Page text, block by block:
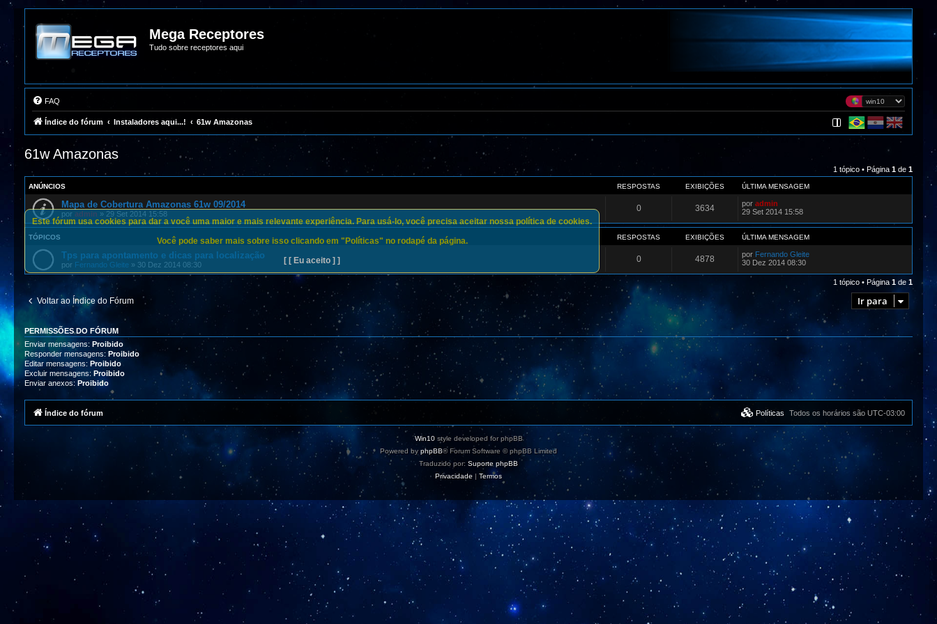
Mega Receptores
Tudo sobre receptores aqui
FAQ
Índice do fórum Instaladores aqui...! 61w Amazonas
61w Amazonas
1 tópico • Página 1 de 1
ANÚNCIOS RESPOSTAS EXIBIÇÕES ÚLTIMA MENSAGEM
Mapa de Cobertura Amazonas 61w 09/2014
por admin » 29 Set 2014 15:58
0 3634 por admin
29 Set 2014 15:58
TÓPICOS RESPOSTAS EXIBIÇÕES ÚLTIMA MENSAGEM
Tps para apontamento e dicas para localização
por Fernando Gleite » 30 Dez 2014 08:30
0 4878 por Fernando Gleite
30 Dez 2014 08:30
1 tópico • Página 1 de 1
Voltar ao Índice do Fórum Ir para
PERMISSÕES DO FÓRUM
Enviar mensagens: Proibido
Responder mensagens: Proibido
Editar mensagens: Proibido
Excluir mensagens: Proibido
Enviar anexos: Proibido
Este fórum usa cookies para dar a você uma maior e mais relevante experiência. Para usá-lo, você precisa aceitar nossa política de cookies.
Você pode saber mais sobre isso clicando em "Políticas" no rodapé da página.
[ [ Eu aceito ] ]
Índice do fórum Todos os horários são UTC-03:00
Políticas
Win10style developed for phpBB
Powered by phpBB® Forum Software © phpBB Limited
Traduzido por: Suporte phpBB
Privacidade | Termos